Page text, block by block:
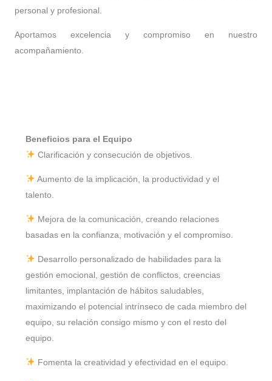
personal y profesional.
Aportamos excelencia y compromiso en nuestro
acompañamiento.
Beneficios para el Equipo
Clarificación y consecución de objetivos.
Aumento de la implicación, la productividad y el
talento.
Mejora de la comunicación, creando relaciones
basadas en la confianza, motivación y el compromiso.
Desarrollo personalizado de habilidades para la
gestión emocional, gestión de conflictos, creencias
limitantes, implantación de hábitos saludables,
maximizando el potencial intrínseco de cada miembro del
equipo, su relación consigo mismo y con el resto del
equipo.
Fomenta la creatividad y efectividad en el equipo.